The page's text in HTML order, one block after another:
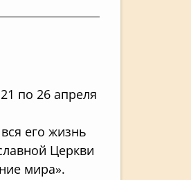
по 26 апреля
его жизнь
Церкви
мира».